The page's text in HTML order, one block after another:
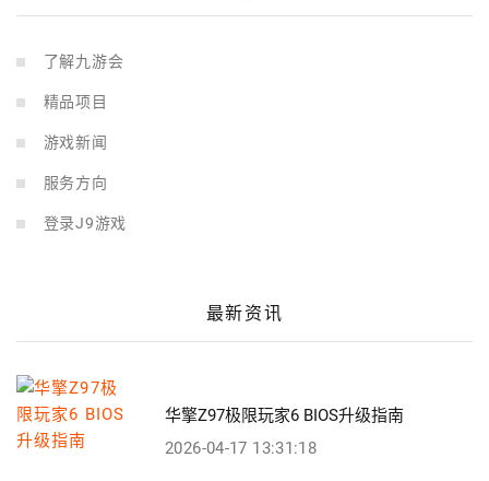
了解九游会
精品项目
游戏新闻
服务方向
登录J9游戏
最新资讯
华擎Z97极限玩家6 BIOS升级指南
2026-04-17 13:31:18